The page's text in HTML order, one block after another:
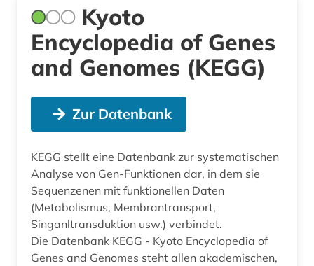
Kyoto
Encyclopedia of Genes
and Genomes (KEGG)
Zur Datenbank
KEGG stellt eine Datenbank zur systematischen
Analyse von Gen-Funktionen dar, in dem sie
Sequenzenen mit funktionellen Daten
(Metabolismus, Membrantransport,
Singanltransduktion usw.) verbindet.
Die Datenbank KEGG - Kyoto Encyclopedia of
Genes and Genomes steht allen akademischen,